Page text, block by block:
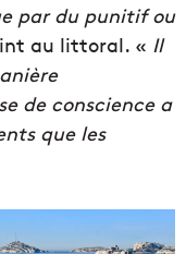
par du punitif ou
au littoral. « Il
de conscience a
que les